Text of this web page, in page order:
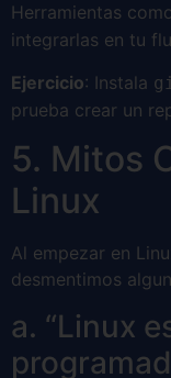
Herramientas
integrarlas en tu
Ejercicio: Instala
prueba crear un
5. Mitos
Linux
Al empezar en
desmentimos
a. “Linux